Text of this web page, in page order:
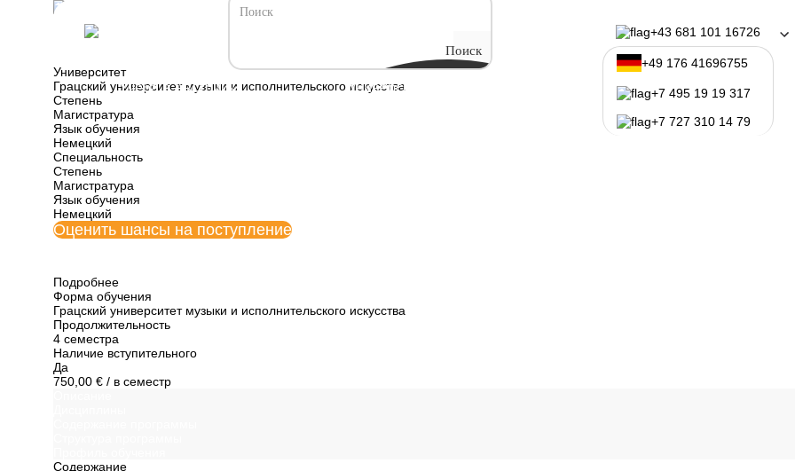
Поиск
+43 681 101 16726
+49 176 41696755
+7 495 19 19 317
+7 727 310 14 79
Учеба в Австрии Университеты Австрии Программы обучения
Все программы обучения Австрии
Оркестровое дирижирование
Университет
Грацский университет музыки и исполнительского искусства
Степень
Магистратура
Язык обучения
Немецкий
Специальность
Степень
Магистратура
Язык обучения
Немецкий
Оценить шансы на поступление
Подробнее
Форма обучения
Грацский университет музыки и исполнительского искусства
Продолжительность
4 семестра
Наличие вступительного
Да
750,00 €/ в семестр
Содержание